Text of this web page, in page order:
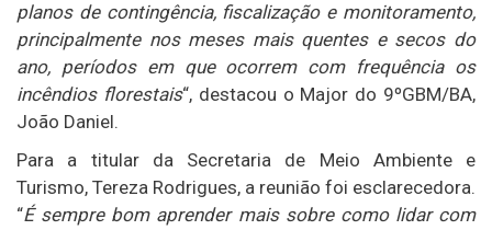
planos de contingência, fiscalização e monitoramento,
principalmente nos meses mais quentes e secos do
ano, períodos em que ocorrem com frequência os
incêndios florestais“, destacou o Major do 9ºGBM/BA,
João Daniel.
Para a titular da Secretaria de Meio Ambiente e
Turismo, Tereza Rodrigues, a reunião foi esclarecedora.
“É sempre bom aprender mais sobre como lidar com